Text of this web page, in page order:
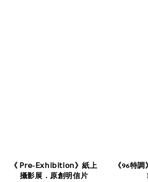
《 𝖯𝗋𝖾-𝖤𝗑𝗁𝗂𝖻𝗂𝗍𝗂𝗈𝗇》紙上
攝影展．原創明信片
《96特